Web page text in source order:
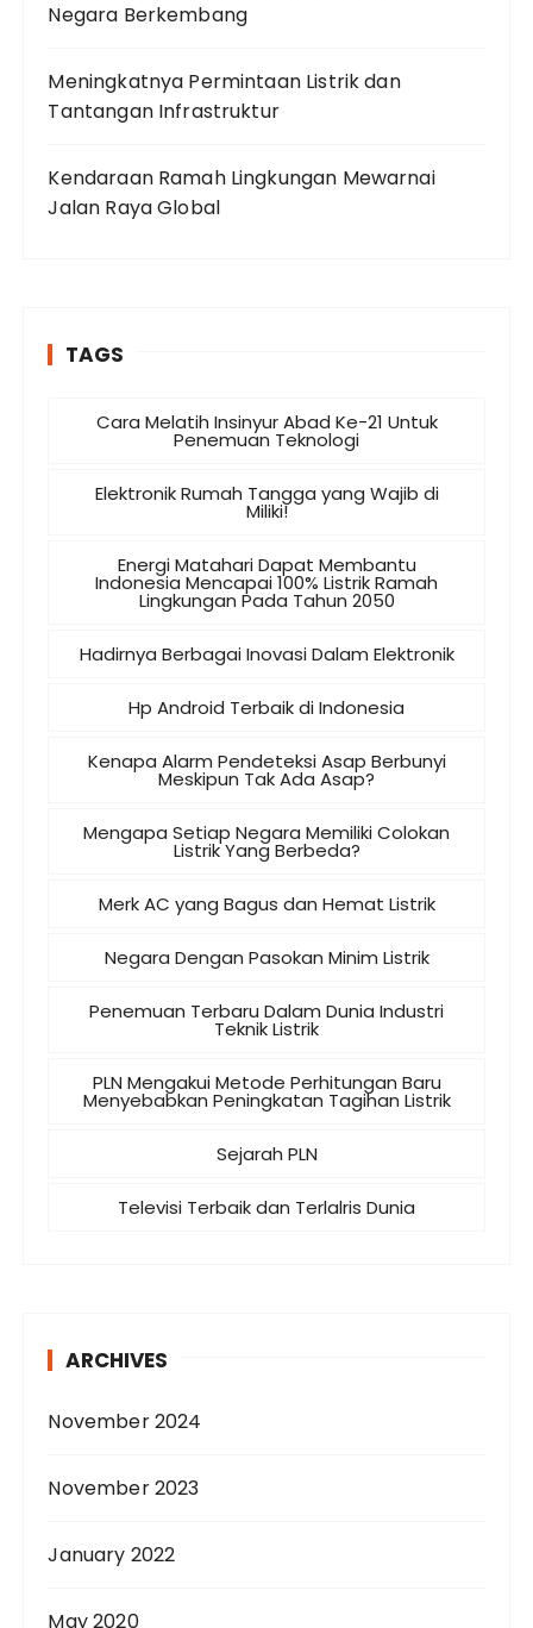
Negara Berkembang
Meningkatnya Permintaan Listrik dan
Tantangan Infrastruktur
Kendaraan Ramah Lingkungan Mewarnai
Jalan Raya Global
TAGS
Cara Melatih Insinyur Abad Ke-21 Untuk
Penemuan Teknologi
Elektronik Rumah Tangga yang Wajib di
Miliki!
Energi Matahari Dapat Membantu
Indonesia Mencapai 100% Listrik Ramah
Lingkungan Pada Tahun 2050
Hadirnya Berbagai Inovasi Dalam Elektronik
Hp Android Terbaik di Indonesia
Kenapa Alarm Pendeteksi Asap Berbunyi
Meskipun Tak Ada Asap?
Mengapa Setiap Negara Memiliki Colokan
Listrik Yang Berbeda?
Merk AC yang Bagus dan Hemat Listrik
Negara Dengan Pasokan Minim Listrik
Penemuan Terbaru Dalam Dunia Industri
Teknik Listrik
PLN Mengakui Metode Perhitungan Baru
Menyebabkan Peningkatan Tagihan Listrik
Sejarah PLN
Televisi Terbaik dan Terlalris Dunia
ARCHIVES
November 2024
November 2023
January 2022
May 2020